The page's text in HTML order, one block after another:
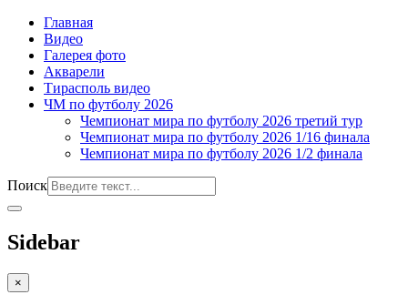
Главная
Видео
Галерея фото
Акварели
Тирасполь видео
ЧМ по футболу 2026
Чемпионат мира по футболу 2026 третий тур
Чемпионат мира по футболу 2026 1/16 финала
Чемпионат мира по футболу 2026 1/2 финала
Поиск
Sidebar
×